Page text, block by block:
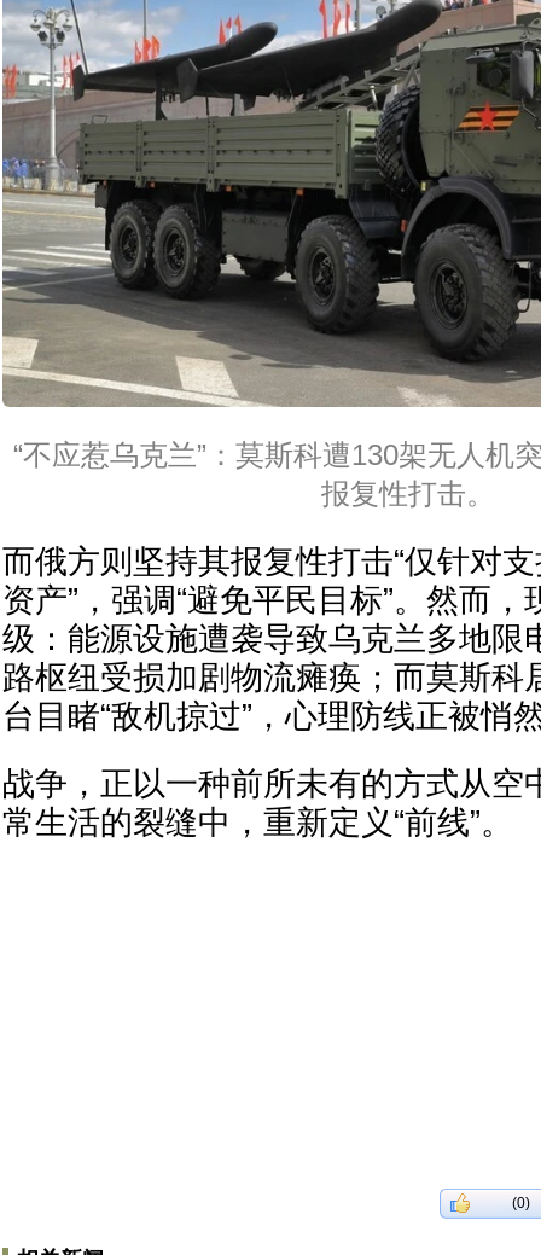
“不应惹乌克兰”：莫斯科遭130架无人机
报复性打击。
而俄方则坚持其报复性打击“仅针对
资产”，强调“避免平民目标”。然而
级：能源设施遭袭导致乌克兰多地限
路枢纽受损加剧物流瘫痪；而莫斯科
台目睹“敌机掠过”，心理防线正被悄
战争，正以一种前所未有的方式从空
常生活的裂缝中，重新定义“前线”。
(0)